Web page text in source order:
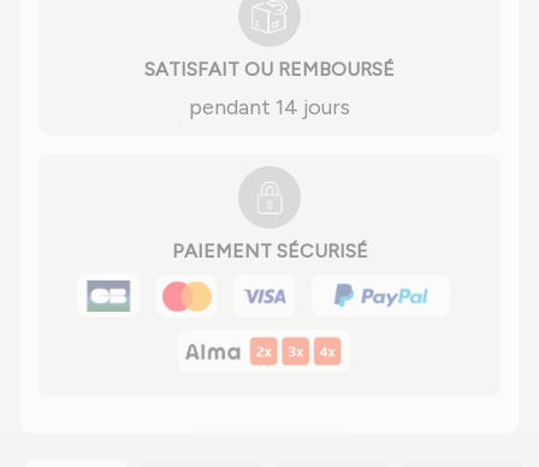
SATISFAIT OU REMBOURSÉ
pendant 14 jours
PAIEMENT SÉCURISÉ